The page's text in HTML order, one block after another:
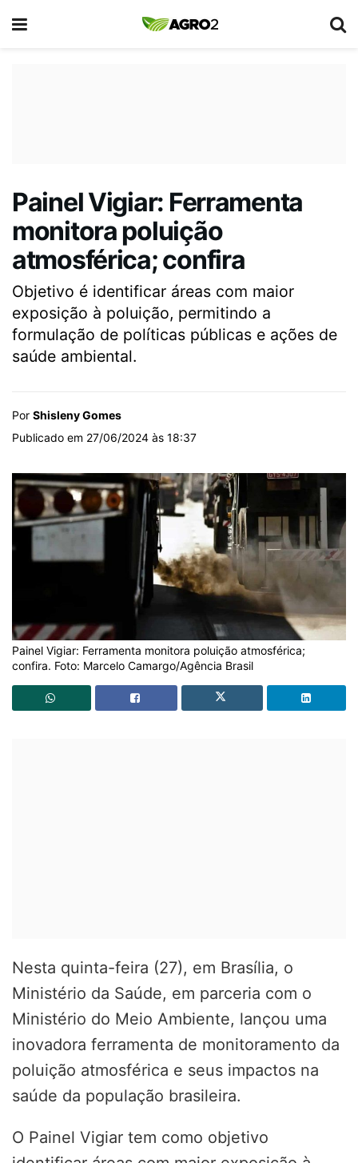
Painel Vigiar: Ferramenta
monitora poluição
atmosférica; confira
Objetivo é identificar áreas com maior
exposição à poluição, permitindo a
formulação de políticas públicas e ações de
saúde ambiental.
Por Shisleny Gomes
Publicado em 27/06/2024 às 18:37
Painel Vigiar: Ferramenta monitora poluição atmosférica;
confira. Foto: Marcelo Camargo/Agência Brasil
Nesta quinta-feira (27), em Brasília, o
Ministério da Saúde, em parceria com o
Ministério do Meio Ambiente, lançou uma
inovadora ferramenta de monitoramento da
poluição atmosférica e seus impactos na
saúde da população brasileira.
O Painel Vigiar tem como objetivo